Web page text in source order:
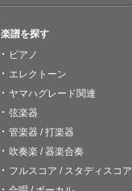
楽譜を探す
ピアノ
エレクトーン
ヤマハグレード関連
弦楽器
管楽器 / 打楽器
吹奏楽 / 器楽合奏
フルスコア / スタディスコア